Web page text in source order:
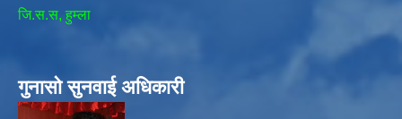
जि.स.स, हुम्ला
गुनासो सुनवाई अधिकारी